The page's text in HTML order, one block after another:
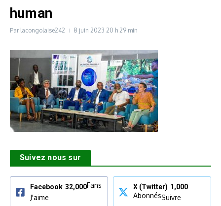
human
Par lacongolaise242 8 juin 2023 20 h 29 min
Suivez nous sur
Facebook 32,000Fans
J'aime
X (Twitter) 1,000
AbonnésSuivre